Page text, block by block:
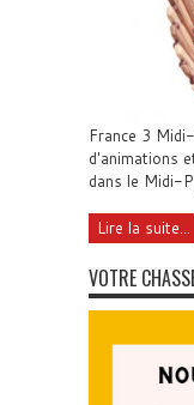
France 3
d'animations
dans le Midi-
Lire la suite...
VOTRE